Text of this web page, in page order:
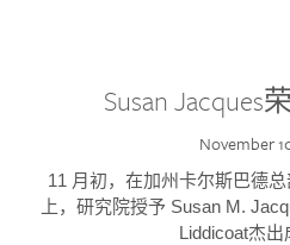
Susan Jacques
November
11 月初，在加州卡尔斯巴德
上，研究院授予 Susan M.
Liddicoat杰出